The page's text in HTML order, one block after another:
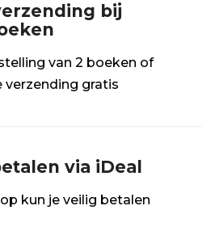
bij
van 2 boeken of
verzending gratis
via iDeal
kun je veilig betalen